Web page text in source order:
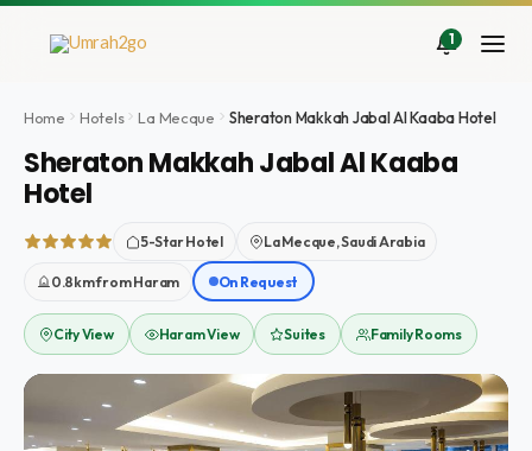
Aller
1
Home Hotels La Mecque Sheraton Makkah Jabal Al Kaaba Hotel
Sheraton Makkah Jabal Al Kaaba
Hotel
5-Star Hotel La Mecque, Saudi Arabia
0.8km from Haram On Request
City View Haram View Suites Family Rooms